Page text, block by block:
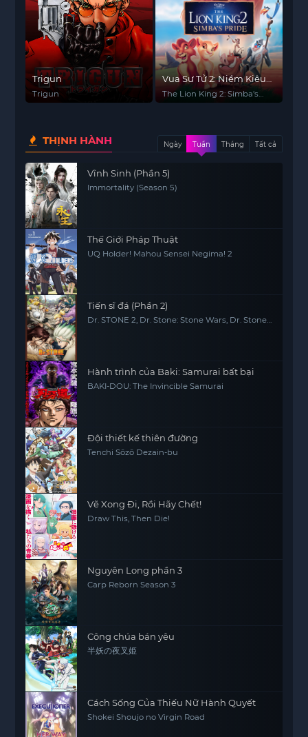
Trigun
Trigun
Vua Sư Tử 2: Niềm Kiêu
Hãnh Của Simba
The Lion King 2: Simba's
THỊNH HÀNH Ngày Tuần Tháng Tất cả
Vĩnh Sinh (Phần 5)
Immortality (Season 5)
Thế Giới Pháp Thuật
UQ Holder! Mahou Sensei Negima! 2
Tiến sĩ đá (Phần 2)
Dr. STONE 2, Dr. Stone: Stone Wars, Dr. Stone
Hành trình của Baki: Samurai bất bại
BAKI-DOU: The Invincible Samurai
Đội thiết kế thiên đường
Tenchi Sōzō Dezain-bu
Vẽ Xong Đi, Rồi Hãy Chết!
Draw This, Then Die!
Nguyên Long phần 3
Carp Reborn Season 3
Công chúa bán yêu
半妖の夜叉姫
Cách Sống Của Thiếu Nữ Hành Quyết
Shokei Shoujo no Virgin Road